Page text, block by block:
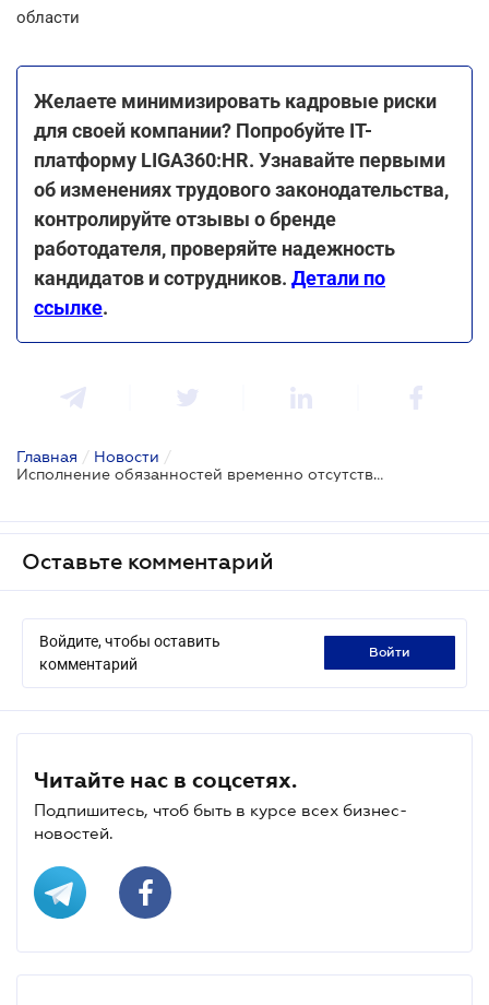
области
Желаете минимизировать кадровые риски
для своей компании? Попробуйте ІТ-
платформу LIGA360:HR. Узнавайте первыми
об изменениях трудового законодательства,
контролируйте отзывы о бренде
работодателя, проверяйте надежность
кандидатов и сотрудников. Детали по
ссылке.
Главная / Новости /
Исполнение обязанностей временно отсутствующего работника: что нужно знать
Оставьте комментарий
Войдите, чтобы оставить
комментарий
войти
Читайте нас в соцсетях.
Подпишитесь, чтоб быть в курсе всех бизнес-
новостей.